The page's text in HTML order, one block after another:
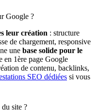
Google ?
leur création : structure
de chargement, responsive
une base solide pour le
en 1ère page Google
de contenu, backlinks,
SEO dédiées si vous
site ?